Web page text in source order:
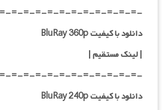
=-=-=-=-=-=-=-=-=-=-=-
دانلود با کیفیت BluRay 360p
| لینک مستقیم |
=-=-=-=-=-=-=-=-=-=-=-
دانلود با کیفیت BluRay 240p